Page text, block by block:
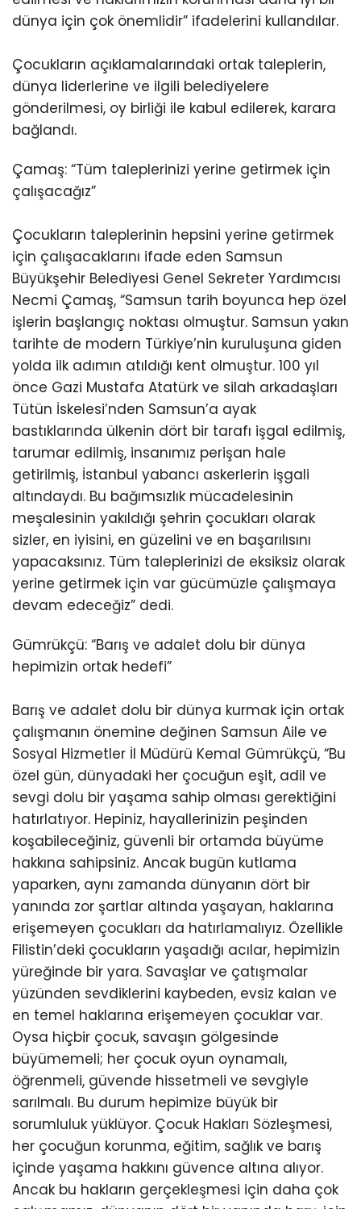
dünya için çok önemlidir” ifadelerini kullandılar.
Çocukların açıklamalarındaki ortak taleplerin,
dünya liderlerine ve ilgili belediyelere
gönderilmesi, oy birliği ile kabul edilerek, karara
bağlandı.
Çamaş: “Tüm taleplerinizi yerine getirmek için
çalışacağız”
Çocukların taleplerinin hepsini yerine getirmek
için çalışacaklarını ifade eden Samsun
Büyükşehir Belediyesi Genel Sekreter Yardımcısı
Necmi Çamaş, “Samsun tarih boyunca hep özel
işlerin başlangıç noktası olmuştur. Samsun yakın
tarihte de modern Türkiye’nin kuruluşuna giden
yolda ilk adımın atıldığı kent olmuştur. 100 yıl
önce Gazi Mustafa Atatürk ve silah arkadaşları
Tütün İskelesi’nden Samsun’a ayak
bastıklarında ülkenin dört bir tarafı işgal edilmiş,
tarumar edilmiş, insanımız perişan hale
getirilmiş, İstanbul yabancı askerlerin işgali
altındaydı. Bu bağımsızlık mücadelesinin
meşalesinin yakıldığı şehrin çocukları olarak
sizler, en iyisini, en güzelini ve en başarılısını
yapacaksınız. Tüm taleplerinizi de eksiksiz olarak
yerine getirmek için var gücümüzle çalışmaya
devam edeceğiz” dedi.
Gümrükçü: “Barış ve adalet dolu bir dünya
hepimizin ortak hedefi”
Barış ve adalet dolu bir dünya kurmak için ortak
çalışmanın önemine değinen Samsun Aile ve
Sosyal Hizmetler İl Müdürü Kemal Gümrükçü, “Bu
özel gün, dünyadaki her çocuğun eşit, adil ve
sevgi dolu bir yaşama sahip olması gerektiğini
hatırlatıyor. Hepiniz, hayallerinizin peşinden
koşabileceğiniz, güvenli bir ortamda büyüme
hakkına sahipsiniz. Ancak bugün kutlama
yaparken, aynı zamanda dünyanın dört bir
yanında zor şartlar altında yaşayan, haklarına
erişemeyen çocukları da hatırlamalıyız. Özellikle
Filistin’deki çocukların yaşadığı acılar, hepimizin
yüreğinde bir yara. Savaşlar ve çatışmalar
yüzünden sevdiklerini kaybeden, evsiz kalan ve
en temel haklarına erişemeyen çocuklar var.
Oysa hiçbir çocuk, savaşın gölgesinde
büyümemeli; her çocuk oyun oynamalı,
öğrenmeli, güvende hissetmeli ve sevgiyle
sarılmalı. Bu durum hepimize büyük bir
sorumluluk yüklüyor. Çocuk Hakları Sözleşmesi,
her çocuğun korunma, eğitim, sağlık ve barış
içinde yaşama hakkını güvence altına alıyor.
Ancak bu hakların gerçekleşmesi için daha çok